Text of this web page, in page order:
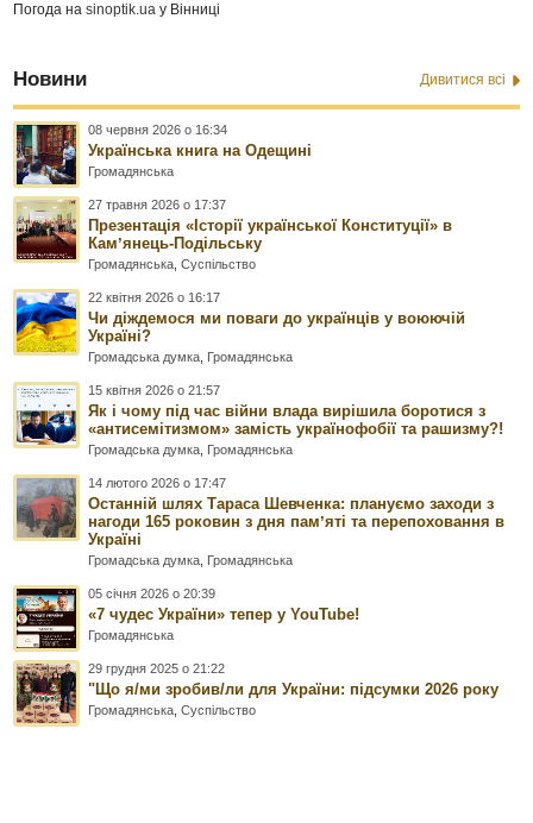
Погода наsinoptik.ua у Вінниці
Новини Дивитися всі
08 червня 2026 о 16:34
Українська книга на Одещині
Громадянська
27 травня 2026 о 17:37
Презентація «Історії української Конституції» в
Камʼянець-Подільську
Громадянська ,Суспільство
22 квітня 2026 о 16:17
Чи діждемося ми поваги до українців у воюючій
Україні?
Громадська думка Громадянська
15 квітня 2026 о 21:57
Як і чому під час війни влада вирішила боротися з
«антисемітизмом» замість українофобії та рашизму?!
Громадська думка Громадянська
14 лютого 2026 о 17:47
Останній шлях Тараса Шевченка: плануємо заходи з
нагоди 165 роковин з дня памʼяті та перепоховання в
Україні
Громадська думка Громадянська
05 січня 2026 о 20:39
«7 чудес України» тепер у YouTube!
Громадянська
29 грудня 2025 о 21:22
"Що я/ми зробив/ли для України: підсумки 2026 року
Громадянська ,Суспільство